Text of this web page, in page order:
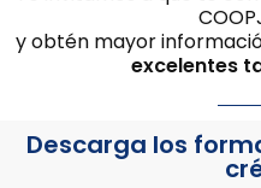
y obtén mayor
excelentes
Descarga los